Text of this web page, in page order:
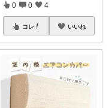
0 0 4
コレ いいね